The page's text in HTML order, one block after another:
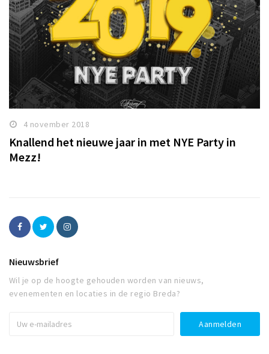
4 november 2018
Knallend het nieuwe jaar in met NYE Party in
Mezz!
Nieuwsbrief
Wil je op de hoogte gehouden worden van nieuws,
evenementen en locaties in de regio Breda?